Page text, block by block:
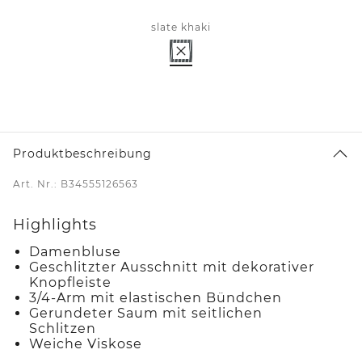
slate khaki
Produktbeschreibung
Art. Nr.: B34555126563
Highlights
Damenbluse
Geschlitzter Ausschnitt mit dekorativer
Knopfleiste
3/4-Arm mit elastischen Bündchen
Gerundeter Saum mit seitlichen
Schlitzen
Weiche Viskose